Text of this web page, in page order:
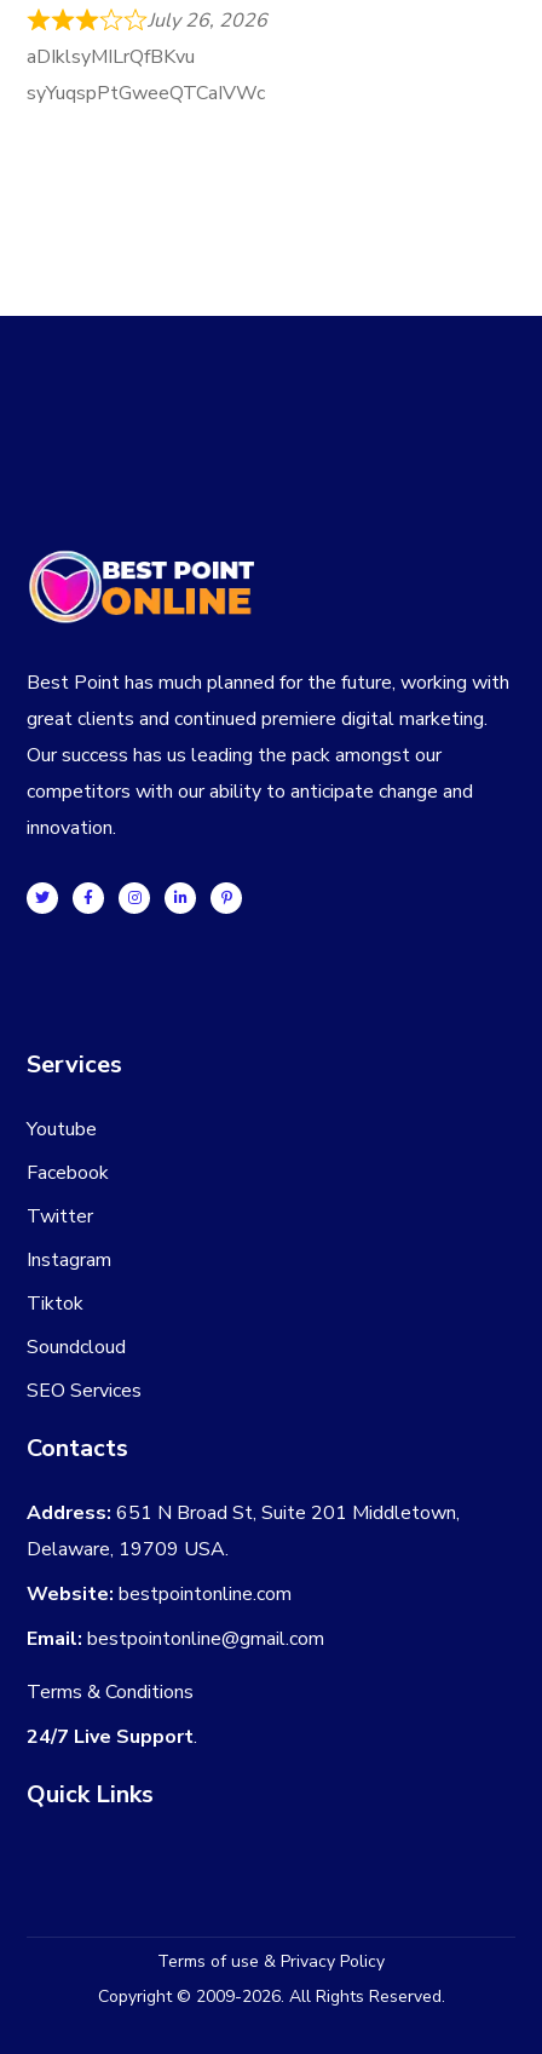
July 26, 2026
aDIklsyMILrQfBKvu
syYuqspPtGweeQTCaIVWc
Best Point has much planned for the future, working with
great clients and continued premiere digital marketing.
Our success has us leading the pack amongst our
competitors with our ability to anticipate change and
innovation.
Services
Youtube
Facebook
Twitter
Instagram
Tiktok
Soundcloud
SEO Services
Contacts
Address: 651 N Broad St, Suite 201 Middletown,
Delaware, 19709 USA.
Website: bestpointonline.com
Email: bestpointonline@gmail.com
Terms & Conditions
24/7 Live Support.
Quick Links
Terms of use & Privacy Policy
Copyright © 2009-2026. All Rights Reserved.